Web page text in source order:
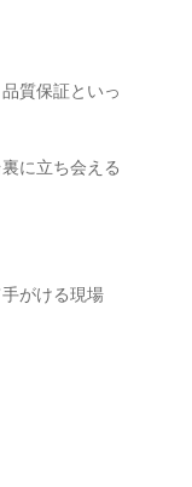
質保証といっ
に立ち会える
がける現場